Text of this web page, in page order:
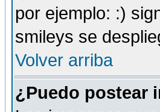
por ejemplo: :)
smileys se
Volver arriba
¿Puedo postear